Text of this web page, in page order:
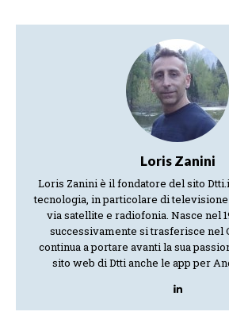
Loris Zanini
Loris Zanini è il fondatore del sito
tecnologia, in particolare di
via satellite e radiofonia. Nasce nel
successivamente si trasferisce nel
continua a portare avanti la sua
sito web di Dtti anche le app per